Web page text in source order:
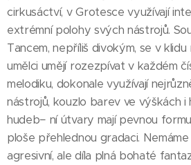
cirkusáctví, v Grotesce využívají
extrémní polohy svých nástrojů.
Tancem, nepříliš divokým, se v
umělci umějí rozezpívat v každém
melodiku, dokonale využívají
nástrojů, kouzlo barev ve výškách i
hudeb− ní útvary mají pevnou
ploše přehlednou gradaci.
agresivní, ale díla plná bohaté